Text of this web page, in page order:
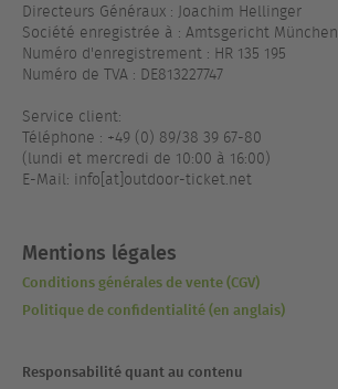
Directeurs Généraux : Joachim Hellinger
Société enregistrée à : Amtsgericht München
Numéro d'enregistrement : HR 135 195
Numéro de TVA : DE813227747
Service client:
Téléphone : +49 (0) 89/38 39 67-80
(lundi et mercredi de 10:00 à 16:00)
E-Mail: info[at]outdoor-ticket.net
Mentions légales
Conditions générales de vente (CGV)
Politique de confidentialité (en anglais)
Responsabilité quant au contenu